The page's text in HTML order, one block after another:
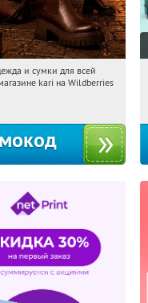
Получили:
и сумки для всей
kari на Wildberries